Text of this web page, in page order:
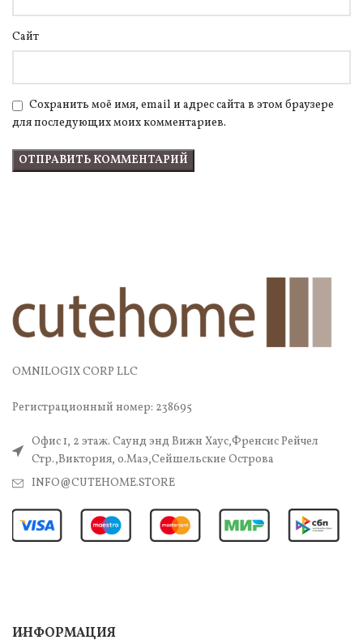
Сайт
Сохранить моё имя, email и адрес сайта в этом браузере
для последующих моих комментариев.
OMNILOGIX CORP LLC
Регистрационный номер: 238695
Офис 1, 2 этаж. Саунд энд Вижн Хаус,Френсис Рейчел
Стр.,Виктория, о.Маэ,Сейшельские Острова
INFO@CUTEHOME.STORE
ИНФОРМАЦИЯ